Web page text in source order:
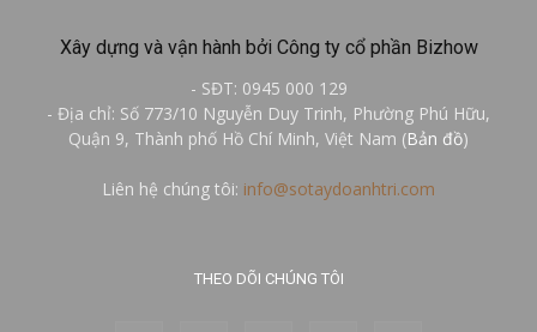
Xây dựng và vận hành bởi Công ty cổ phần Bizhow
- SĐT: 0945 000 129
- Địa chỉ: Số 773/10 Nguyễn Duy Trinh, Phường Phú Hữu,
Quận 9, Thành phố Hồ Chí Minh, Việt Nam (Bản đồ)
Liên hệ chúng tôi: info@sotaydoanhtri.com
THEO DÕI CHÚNG TÔI